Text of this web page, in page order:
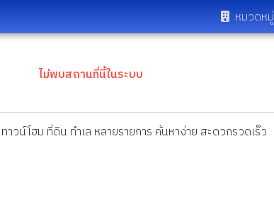
หมวดหมู่
ไม่พบสถานที่นี้ในระบบ
าวน์โฮม ที่ดิน ทำเล หลายรายการ ค้นหาง่าย สะดวกรวดเร็ว